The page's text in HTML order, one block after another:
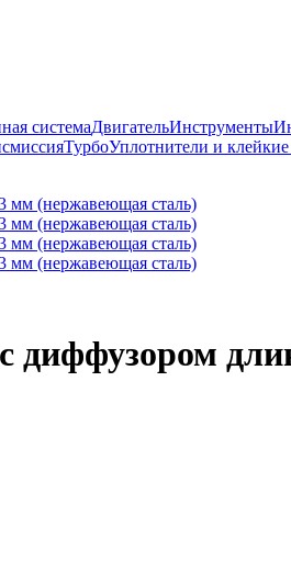
системаДвигательИнструменты
ТурбоУплотнители и
диффузором